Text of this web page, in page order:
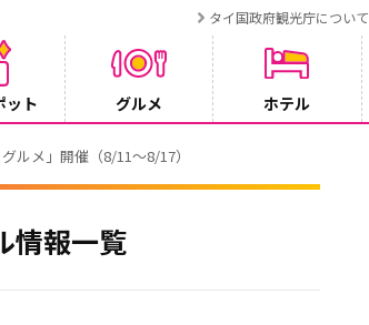
タイ国政府観光庁について
ット グルメ ホテル
れます
情報一覧